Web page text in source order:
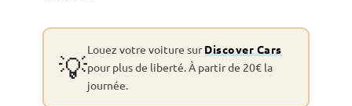
💡
Louez votre voiture surDiscover Cars
pour plus de liberté. À partir de 20€ la
journée.